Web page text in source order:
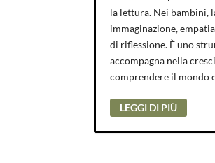
la lettura. Nei bambini,
immaginazione,
di riflessione. È uno
accompagna nella
comprendere il mondo
LEGGI DI PIÙ